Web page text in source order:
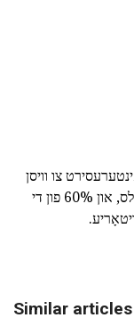
צו וויסן
אַז אין דעם לאַנד עס איז קיין בלאָנדזשען אַנימאַלס, און 60% פון די
Similar articles